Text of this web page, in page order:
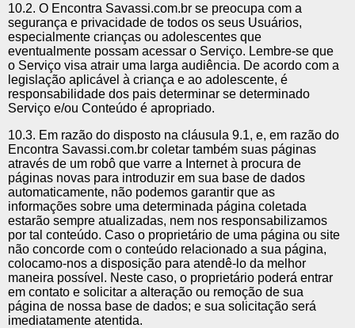
10.2. O Encontra Savassi.com.br se preocupa com a
segurança e privacidade de todos os seus Usuários,
especialmente crianças ou adolescentes que
eventualmente possam acessar o Serviço. Lembre-se que
o Serviço visa atrair uma larga audiência. De acordo com a
legislação aplicável à criança e ao adolescente, é
responsabilidade dos pais determinar se determinado
Serviço e/ou Conteúdo é apropriado.
10.3. Em razão do disposto na cláusula 9.1, e, em razão do
Encontra Savassi.com.br coletar também suas páginas
através de um robô que varre a Internet à procura de
páginas novas para introduzir em sua base de dados
automaticamente, não podemos garantir que as
informações sobre uma determinada página coletada
estarão sempre atualizadas, nem nos responsabilizamos
por tal conteúdo. Caso o proprietário de uma página ou site
não concorde com o conteúdo relacionado a sua página,
colocamo-nos a disposição para atendê-lo da melhor
maneira possível. Neste caso, o proprietário poderá entrar
em contato e solicitar a alteração ou remoção de sua
página de nossa base de dados; e sua solicitação será
imediatamente atentida.